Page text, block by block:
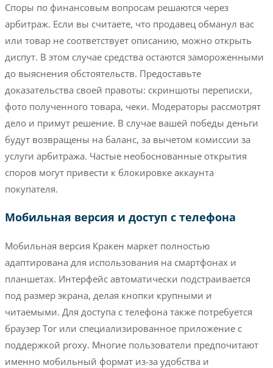
Споры по финансовым вопросам решаются через
арбитраж. Если вы считаете, что продавец обманул вас
или товар не соответствует описанию, можно открыть
диспут. В этом случае средства остаются замороженными
до выяснения обстоятельств. Предоставьте
доказательства своей правоты: скриншоты переписки,
фото полученного товара, чеки. Модераторы рассмотрят
дело и примут решение. В случае вашей победы деньги
будут возвращены на баланс, за вычетом комиссии за
услуги арбитража. Частые необоснованные открытия
споров могут привести к блокировке аккаунта
покупателя.
Мобильная версия и доступ с телефона
Мобильная версия Кракен маркет полностью
адаптирована для использования на смартфонах и
планшетах. Интерфейс автоматически подстраивается
под размер экрана, делая кнопки крупными и
читаемыми. Для доступа с телефона также потребуется
браузер Tor или специализированное приложение с
поддержкой proxy. Многие пользователи предпочитают
именно мобильный формат из-за удобства и